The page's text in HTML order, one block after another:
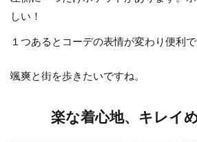
しい！
１つあるとコーデの表情が変わり便利で
颯爽と街を歩きたいですね。
楽な着心地、キレイ